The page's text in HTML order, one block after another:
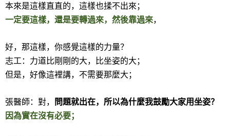
本來是這樣直直的，這樣也揉不出來；
一定要這樣，還是要轉過來，然後靠過來，
好，那這樣，你感覺這樣的力量？
志工：力道比剛剛的大，比坐姿的大；
但是，好像這裡講，不需要那麼大；
張醫師：對， 問題就出在，所以為什麼我鼓勵大家用坐姿？
因為實在沒有必要；